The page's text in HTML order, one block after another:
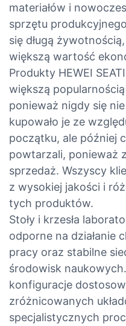
materiałów i
sprzętu
się długą
większą wartość
Produkty HEWEI
większą
ponieważ nigdy się
kupowało je ze
początku, ale później
powtarzali, ponieważ
sprzedaż. Wszyscy
z wysokiej jakości i
tych produktów.
Stoły i krzesła
odporne na działanie
pracy oraz stabilne
środowisk
konfiguracje
zróżnicowanych
specjalistycznych